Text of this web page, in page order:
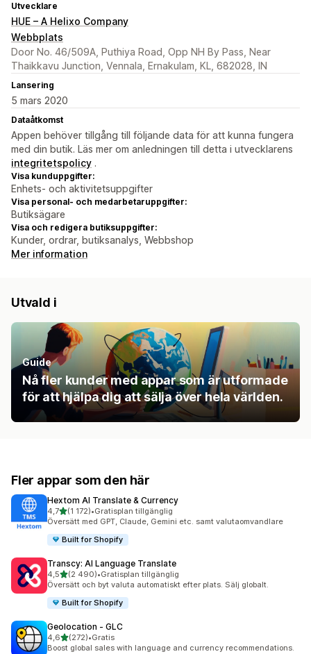
Utvecklare
HUE – A Helixo Company
Webbplats
Door No. 46/509A, Puthiya Road, Opp NH By Pass, Near
Thaikkavu Junction, Vennala, Ernakulam, KL, 682028, IN
Lansering
5 mars 2020
Dataåtkomst
Appen behöver tillgång till följande data för att kunna fungera
med din butik. Läs mer om anledningen till detta i utvecklarens
integritetspolicy .
Visa kunduppgifter:
Enhets- och aktivitetsuppgifter
Visa personal- och medarbetaruppgifter:
Butiksägare
Visa och redigera butiksuppgifter:
Kunder, ordrar, butiksanalys, Webbshop
Mer information
Utvald i
Guide
Nå fler kunder med appar som är utformade
för att hjälpa dig att sälja över hela världen.
Fler appar som den här
Hextom AI Translate & Currency
4,7av 5 stjärnor
(1 172)
1172 recensioner totalt
•Gratisplan tillgänglig
Översätt med GPT, Claude, Gemini etc. samt valutaomvandlare
Built for Shopify
Transcy: AI Language Translate
4,5av 5 stjärnor
(2 490)
2490 recensioner totalt
•Gratisplan tillgänglig
Översätt och byt valuta automatiskt efter plats. Sälj globalt.
Built for Shopify
Geolocation ‑ GLC
4,6av 5 stjärnor
(272)
272 recensioner totalt
•Gratis
Boost global sales with language and currency recommendations.